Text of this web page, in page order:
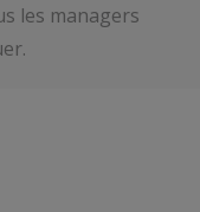
les managers